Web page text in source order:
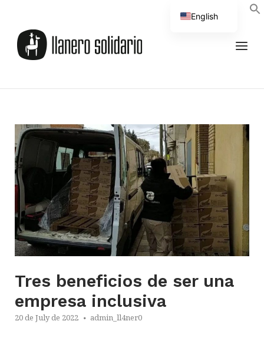
Tres beneficios de ser una
empresa inclusiva
20 de July de 2022 admin_ll4ner0
English